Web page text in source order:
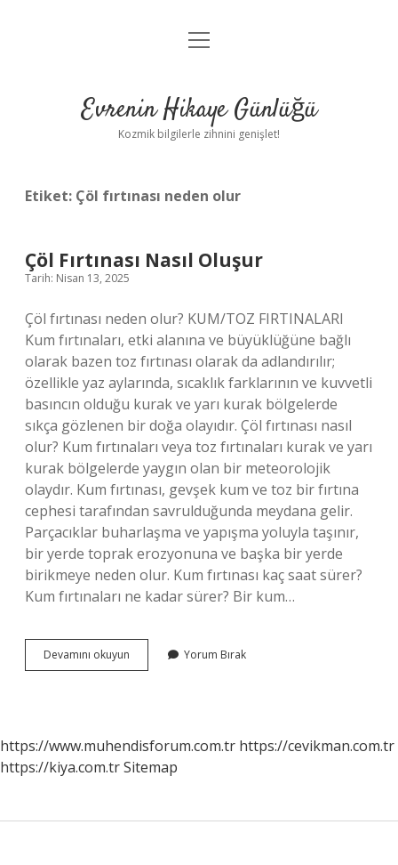
Anasayfa
Yasal Uyarı
menüyü
Evrenin Hikaye Günlüğü
Kozmik bilgilerle zihnini genişlet!
Etiket: Çöl fırtınası neden olur
Çöl Fırtınası Nasıl Oluşur
Tarih: Nisan 13, 2025
Çöl fırtınası neden olur? KUM/TOZ FIRTINALARI
Kum fırtınaları, etki alanına ve büyüklüğüne bağlı
olarak bazen toz fırtınası olarak da adlandırılır;
özellikle yaz aylarında, sıcaklık farklarının ve kuvvetli
basıncın olduğu kurak ve yarı kurak bölgelerde
sıkça gözlenen bir doğa olayıdır. Çöl fırtınası nasıl
olur? Kum fırtınaları veya toz fırtınaları kurak ve yarı
kurak bölgelerde yaygın olan bir meteorolojik
olaydır. Kum fırtınası, gevşek kum ve toz bir fırtına
cephesi tarafından savrulduğunda meydana gelir.
Parçacıklar buharlaşma ve yapışma yoluyla taşınır,
bir yerde toprak erozyonuna ve başka bir yerde
birikmeye neden olur. Kum fırtınası kaç saat sürer?
Kum fırtınaları ne kadar sürer? Bir kum…
Devamını okuyun
Fırtınası
Yorum Bırak
https://www.muhendisforum.com.tr https://cevikman.com.tr
https://kiya.com.trSitemap